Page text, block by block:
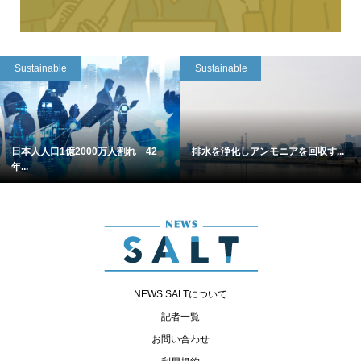
Sustainable
日本人人口1億2000万人割れ 42
年...
Sustainable
排水を浄化しアンモニアを回収す...
NEWS SALTについて
記者一覧
お問い合わせ